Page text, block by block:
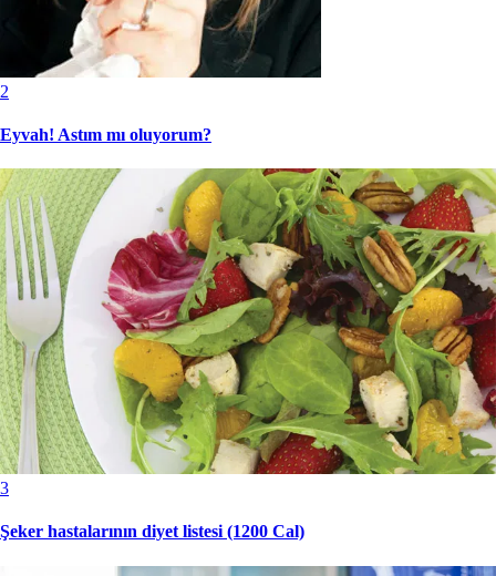
2
Eyvah! Astım mı oluyorum?
3
Şeker hastalarının diyet listesi (1200 Cal)